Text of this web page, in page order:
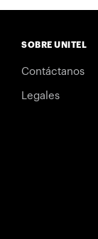
SOBRE UNITEL
Contáctanos
Legales